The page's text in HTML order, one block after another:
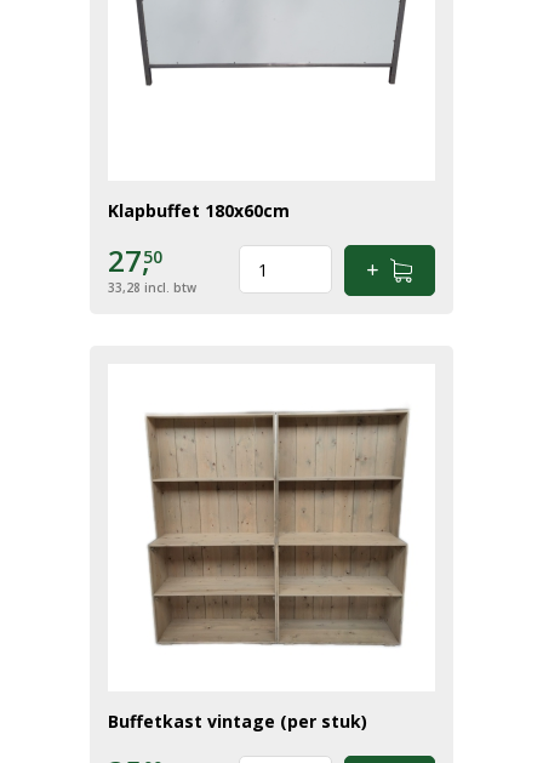
Klapbuffet 180x60cm
27,50
33,28 incl. btw
Buffetkast vintage (per stuk)